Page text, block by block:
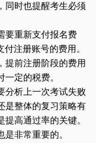
同时也提醒考生必须
要重新支付报名费
注册账号的费用。
提前注册阶段的费用
定的税费。
分析上一次考试失败
是整体的复习策略有
高通过率的关键。
非常重要的。